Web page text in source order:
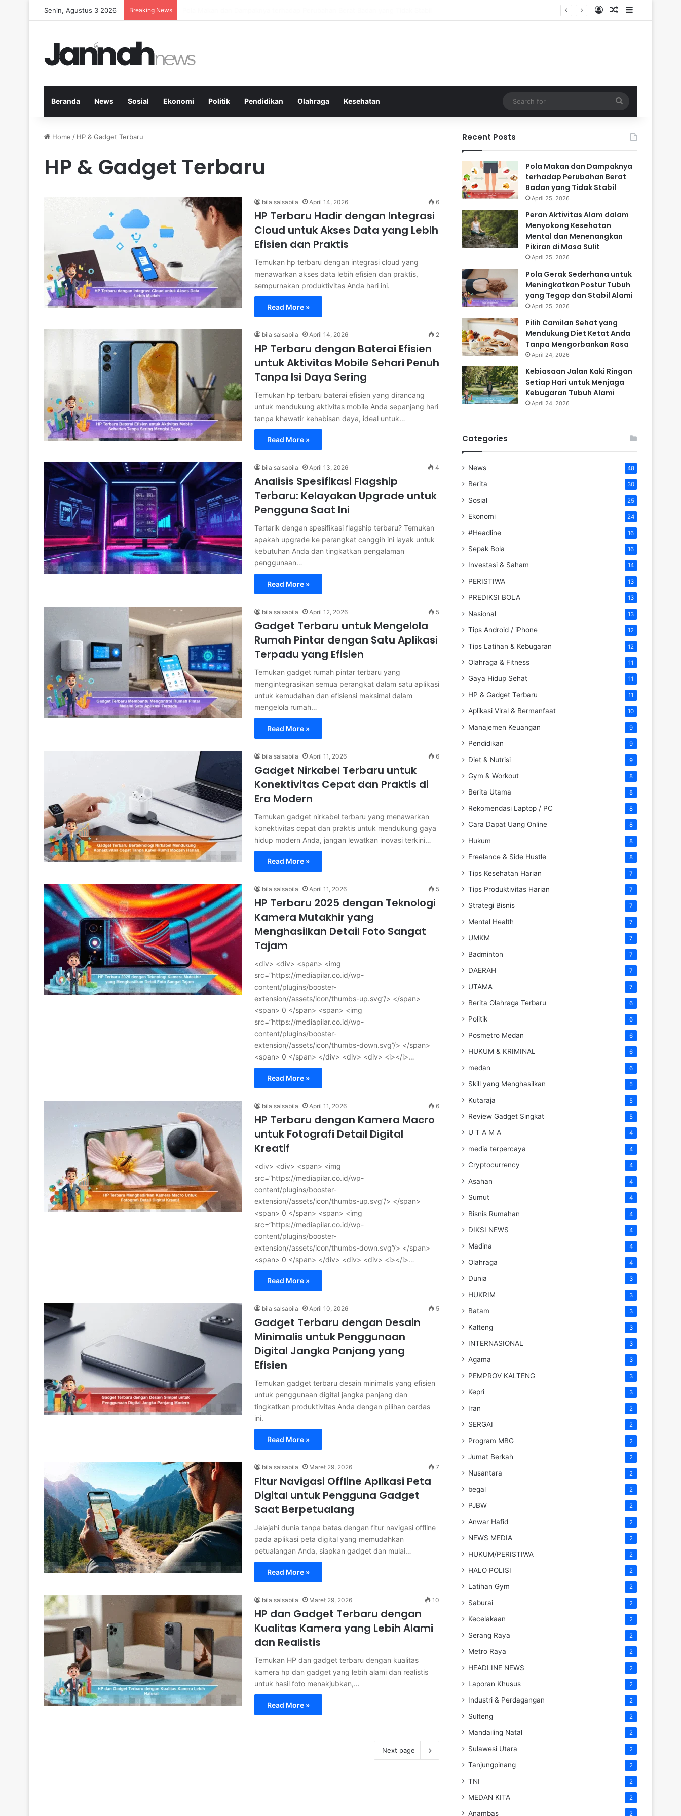
Senin, Agustus 3 2026 Breaking News Log InRandom Article
Sidebar
Beranda News Sosial Ekonomi Politik Pendidikan Olahraga Kesehatan
for
Home / HP & Gadget Terbaru
HP & Gadget Terbaru
bila salsabila April 14, 2026 6
HP Terbaru Hadir dengan Integrasi
Cloud untuk Akses Data yang Lebih
Efisien dan Praktis
Temukan hp terbaru dengan integrasi cloud yang
menawarkan akses data lebih efisien dan praktis,
sempurnakan produktivitas Anda hari ini.
Read More »
bila salsabila April 14, 2026 2
HP Terbaru dengan Baterai Efisien
untuk Aktivitas Mobile Sehari Penuh
Tanpa Isi Daya Sering
Temukan hp terbaru baterai efisien yang dirancang
untuk mendukung aktivitas mobile Anda sepanjang hari
tanpa khawatir kehabisan daya, ideal untuk…
Read More »
bila salsabila April 13, 2026 4
Analisis Spesifikasi Flagship
Terbaru: Kelayakan Upgrade untuk
Pengguna Saat Ini
Tertarik dengan spesifikasi flagship terbaru? Temukan
apakah upgrade ke perangkat canggih ini layak untuk
kebutuhan Anda dan tingkatkan pengalaman
penggunaan…
Read More »
bila salsabila April 12, 2026 5
Gadget Terbaru untuk Mengelola
Rumah Pintar dengan Satu Aplikasi
Terpadu yang Efisien
Temukan gadget rumah pintar terbaru yang
mengintegrasikan semua perangkat dalam satu aplikasi
untuk kemudahan dan efisiensi maksimal dalam
mengelola rumah…
Read More »
bila salsabila April 11, 2026 6
Gadget Nirkabel Terbaru untuk
Konektivitas Cepat dan Praktis di
Era Modern
Temukan gadget nirkabel terbaru yang menawarkan
konektivitas cepat dan praktis untuk mendukung gaya
hidup modern Anda, jangan lewatkan inovasi terkini…
Read More »
bila salsabila April 11, 2026 5
HP Terbaru 2025 dengan Teknologi
Kamera Mutakhir yang
Menghasilkan Detail Foto Sangat
Tajam
<div> <div> <span> <img
src=”https://mediapilar.co.id/wp-
content/plugins/booster-
extension//assets/icon/thumbs-up.svg”/> </span>
<span> 0 </span> <span> <img
src=”https://mediapilar.co.id/wp-
content/plugins/booster-
extension//assets/icon/thumbs-down.svg”/> </span>
<span> 0 </span> </div> <div> <div> <i></i>…
Read More »
bila salsabila April 11, 2026 6
HP Terbaru dengan Kamera Macro
untuk Fotografi Detail Digital
Kreatif
<div> <div> <span> <img
src=”https://mediapilar.co.id/wp-
content/plugins/booster-
extension//assets/icon/thumbs-up.svg”/> </span>
<span> 0 </span> <span> <img
src=”https://mediapilar.co.id/wp-
content/plugins/booster-
extension//assets/icon/thumbs-down.svg”/> </span>
<span> 0 </span> </div> <div> <div> <i></i>…
Read More »
bila salsabila April 10, 2026 5
Gadget Terbaru dengan Desain
Minimalis untuk Penggunaan
Digital Jangka Panjang yang
Efisien
Temukan gadget terbaru desain minimalis yang efisien
untuk penggunaan digital jangka panjang dan
tingkatkan produktivitas Anda dengan pilihan cerdas
ini.
Read More »
bila salsabila Maret 29, 2026 7
Fitur Navigasi Offline Aplikasi Peta
Digital untuk Pengguna Gadget
Saat Berpetualang
Jelajahi dunia tanpa batas dengan fitur navigasi offline
pada aplikasi peta digital yang memudahkan
petualangan Anda, siapkan gadget dan mulai…
Read More »
bila salsabila Maret 29, 2026 10
HP dan Gadget Terbaru dengan
Kualitas Kamera yang Lebih Alami
dan Realistis
Temukan HP dan gadget terbaru dengan kualitas
kamera hp dan gadget yang lebih alami dan realistis
untuk hasil foto menakjubkan,…
Read More »
Next page
Recent Posts
Pola Makan dan Dampaknya
terhadap Perubahan Berat
Badan yang Tidak Stabil
April 25, 2026
Peran Aktivitas Alam dalam
Menyokong Kesehatan
Mental dan Menenangkan
Pikiran di Masa Sulit
April 25, 2026
Pola Gerak Sederhana untuk
Meningkatkan Postur Tubuh
yang Tegap dan Stabil Alami
April 25, 2026
Pilih Camilan Sehat yang
Mendukung Diet Ketat Anda
Tanpa Mengorbankan Rasa
April 24, 2026
Kebiasaan Jalan Kaki Ringan
Setiap Hari untuk Menjaga
Kebugaran Tubuh Alami
April 24, 2026
Categories
News 48
Berita 30
Sosial 25
Ekonomi 24
#Headline 16
Sepak Bola 16
Investasi & Saham 14
PERISTIWA 13
PREDIKSI BOLA 13
Nasional 13
Tips Android / iPhone 12
Tips Latihan & Kebugaran 12
Olahraga & Fitness 11
Gaya Hidup Sehat 11
HP & Gadget Terbaru 11
Aplikasi Viral & Bermanfaat 10
Manajemen Keuangan 9
Pendidikan 9
Diet & Nutrisi 9
Gym & Workout 8
Berita Utama 8
Rekomendasi Laptop / PC 8
Cara Dapat Uang Online 8
Hukum 8
Freelance & Side Hustle 8
Tips Kesehatan Harian 7
Tips Produktivitas Harian 7
Strategi Bisnis 7
Mental Health 7
UMKM 7
Badminton 7
DAERAH 7
UTAMA 7
Berita Olahraga Terbaru 6
Politik 6
Posmetro Medan 6
HUKUM & KRIMINAL 6
medan 6
Skill yang Menghasilkan 5
Kutaraja 5
Review Gadget Singkat 5
U T A M A 4
media terpercaya 4
Cryptocurrency 4
Asahan 4
Sumut 4
Bisnis Rumahan 4
DIKSI NEWS 4
Madina 4
Olahraga 4
Dunia 3
HUKRIM 3
Batam 3
Kalteng 3
INTERNASIONAL 3
Agama 3
PEMPROV KALTENG 3
Kepri 3
Iran 2
SERGAI 2
Program MBG 2
Jumat Berkah 2
Nusantara 2
begal 2
PJBW 2
Anwar Hafid 2
NEWS MEDIA 2
HUKUM/PERISTIWA 2
HALO POLISI 2
Latihan Gym 2
Saburai 2
Kecelakaan 2
Serang Raya 2
Metro Raya 2
HEADLINE NEWS 2
Laporan Khusus 2
Industri & Perdagangan 2
Sulteng 2
Mandailing Natal 2
Sulawesi Utara 2
Tanjungpinang 2
TNI 2
MEDAN KITA 2
Anambas 2